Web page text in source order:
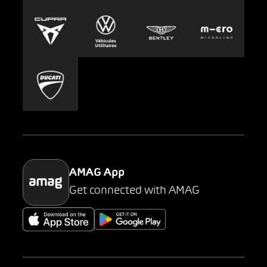
Europcar
Carsharing
Mobility-as-a-Service
Parking
Presse
AMAG App
Get connected with AMAG